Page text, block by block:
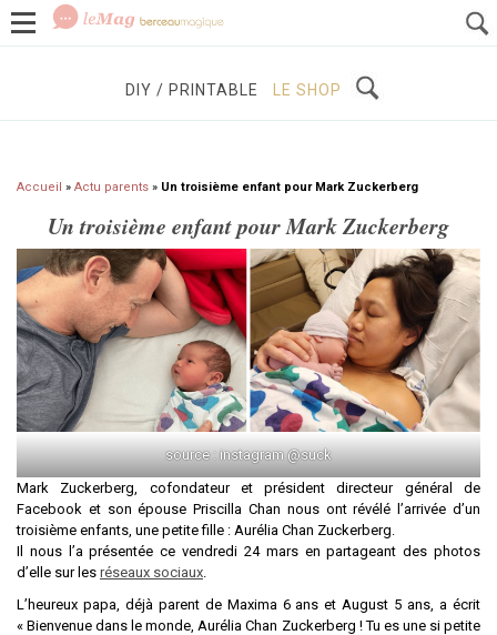
GROSSESSE BÉBÉS / ENFANTS
DIY / PRINTABLE LE SHOP
Accueil » Actu parents » Un troisième enfant pour Mark Zuckerberg
Un troisième enfant pour Mark Zuckerberg
source : instagram @suck
Mark Zuckerberg, cofondateur et président directeur général de
Facebook et son épouse Priscilla Chan nous ont révélé l’arrivée d’un
troisième enfants, une petite fille : Aurélia Chan Zuckerberg.
Il nous l’a présentée ce vendredi 24 mars en partageant des photos
d’elle sur les réseaux sociaux.
L’heureux papa, déjà parent de Maxima 6 ans et August 5 ans, a écrit
« Bienvenue dans le monde, Aurélia Chan Zuckerberg ! Tu es une si petite